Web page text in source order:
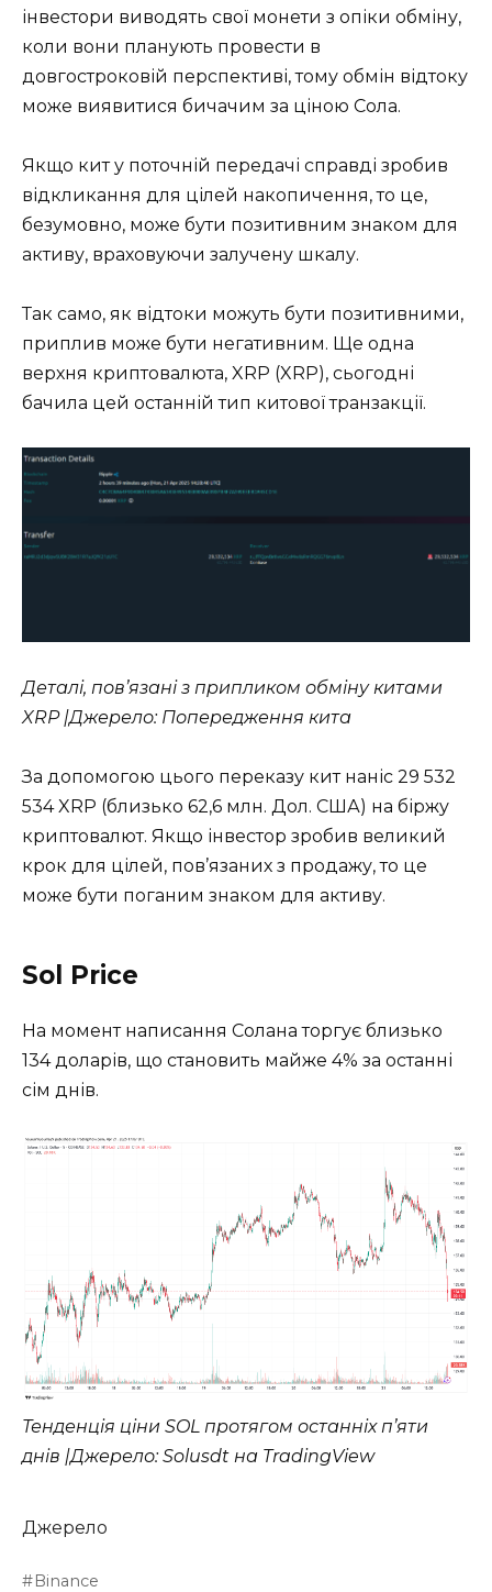
інвестори виводять свої монети з опіки обміну,
коли вони планують провести в
довгостроковій перспективі, тому обмін відтоку
може виявитися бичачим за ціною Сола.
Якщо кит у поточній передачі справді зробив
відкликання для цілей накопичення, то це,
безумовно, може бути позитивним знаком для
активу, враховуючи залучену шкалу.
Так само, як відтоки можуть бути позитивними,
приплив може бути негативним. Ще одна
верхня криптовалюта, XRP (XRP), сьогодні
бачила цей останній тип китової транзакції.
Деталі, пов’язані з припликом обміну китами
XRP |Джерело: Попередження кита
За допомогою цього переказу кит наніс 29 532
534 XRP (близько 62,6 млн. Дол. США) на біржу
криптовалют. Якщо інвестор зробив великий
крок для цілей, пов’язаних з продажу, то це
може бути поганим знаком для активу.
Sol Price
На момент написання Солана торгує близько
134 доларів, що становить майже 4% за останні
сім днів.
Тенденція ціни SOL протягом останніх п’яти
днів |Джерело: Solusdt на TradingView
Джерело
Binance